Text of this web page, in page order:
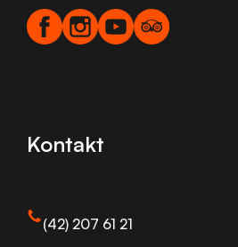
Kontakt
(42) 207 61 21